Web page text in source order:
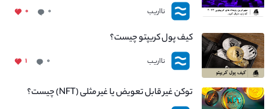
نااریب ۰ ۰
کیف پول کریپتو چیست؟
نااریب ۰ ۱
توکن غیر قابل تعویض یا غیر مثلی (NFT) چیست؟